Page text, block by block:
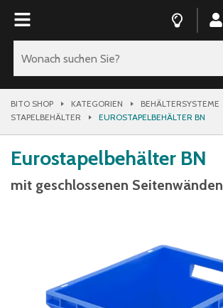
BITO SHOP KATEGORIEN
BEHÄLTERSYSTEME
STAPELBEHÄLTER
EUROSTAPELBEHÄLTER BN
Eurostapelbehälter BN
mit geschlossenen Seitenwänden